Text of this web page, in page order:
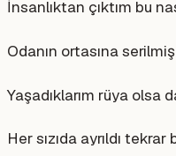
İnsanlıktan çıktım bu
Odanın ortasına
Yaşadıklarım rüya olsa
Her sızıda ayrıldı